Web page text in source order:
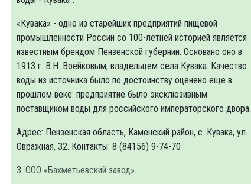
«Кувака» - одно из старейших предприятий пищевой
промышленности России со 100-летней историей является
известным брендом Пензенской губернии. Основано оно в
1913 г. В.Н. Воейковым, владельцем села Кувака. Качество
воды из источника было по достоинству оценено еще в
прошлом веке: предприятие было эксклюзивным
поставщиком воды для российского императорского двора.
Адрес: Пензенская область, Каменский район, с. Кувака, ул.
Овражная, 32. Контакты: 8 (84156) 9-74-70
3. ООО «Бахметьевский завод».